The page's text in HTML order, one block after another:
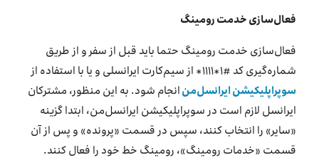
فعالسازی خدمت رومینگ
فعال‌سازی خدمت رومینگ حتما باید قبل از سفر و از طریق
شماره‌گیری کد #۱*۱۱۱۱* از سیم‌کارت ایرانسلی و یا با استفاده از
سوپراپلیکیشن ایرانسل‌منانجام شود. به این منظور، مشترکان
ایرانسل لازم است در سوپراپلیکیشن ایرانسل‌من، ابتدا گزینه
«سایر» را انتخاب کنند، سپس در قسمت «پرونده» و پس از آن
قسمت «خدمات رومینگ»، رومینگ خط خود را فعال کنند.